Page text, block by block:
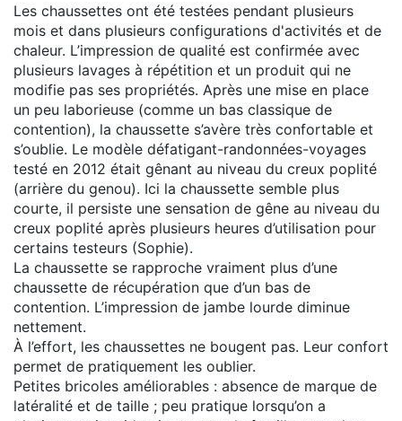
Les chaussettes ont été testées pendant plusieurs
mois et dans plusieurs configurations d'activités et de
chaleur. L’impression de qualité est confirmée avec
plusieurs lavages à répétition et un produit qui ne
modifie pas ses propriétés. Après une mise en place
un peu laborieuse (comme un bas classique de
contention), la chaussette s’avère très confortable et
s’oublie. Le modèle défatigant-randonnées-voyages
testé en 2012 était gênant au niveau du creux poplité
(arrière du genou). Ici la chaussette semble plus
courte, il persiste une sensation de gêne au niveau du
creux poplité après plusieurs heures d’utilisation pour
certains testeurs (Sophie).
La chaussette se rapproche vraiment plus d’une
chaussette de récupération que d’un bas de
contention. L’impression de jambe lourde diminue
nettement.
À l’effort, les chaussettes ne bougent pas. Leur confort
permet de pratiquement les oublier.
Petites bricoles améliorables : absence de marque de
latéralité et de taille ; peu pratique lorsqu’on a